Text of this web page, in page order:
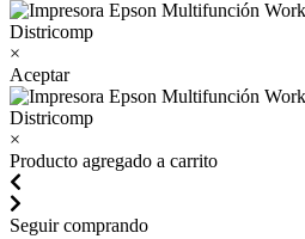
×
Aceptar
×
Producto agregado a carrito
Seguir comprando